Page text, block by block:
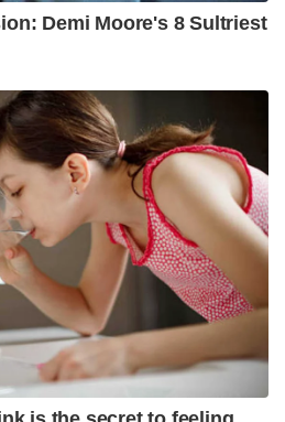
Demi Moore's 8 Sultriest